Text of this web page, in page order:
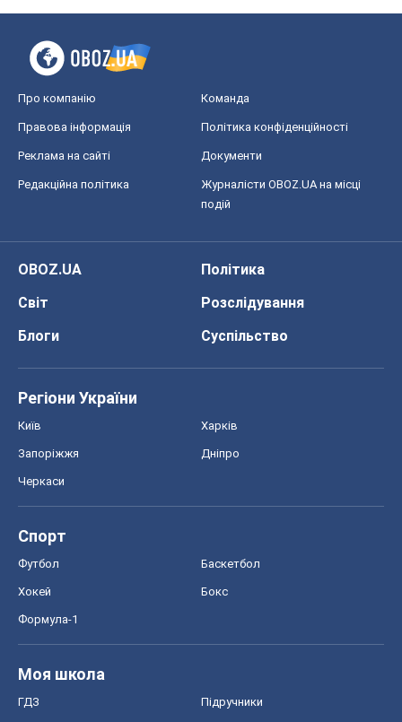
Про компанію Команда
Правова інформація Політика конфіденційності
Реклама на сайті Документи
Редакційна політика
Журналісти OBOZ.UA на місці
подій
OBOZ.UA
Політика
Світ
Розслідування
Блоги
Суспільство
Регіони України
Київ Харків
Запоріжжя Дніпро
Черкаси
Спорт
Футбол Баскетбол
Хокей Бокс
Формула-1
Моя школа
ГДЗ Підручники